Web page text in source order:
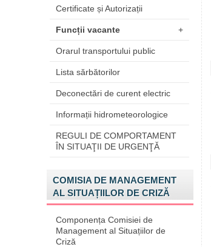
Certificate și Autorizații
Funcții vacante +
Orarul transportului public
Lista sărbătorilor
Deconectări de curent electric
Informații hidrometeorologice
REGULI DE COMPORTAMENT
ÎN SITUAŢII DE URGENŢĂ
COMISIA DE MANAGEMENT
AL SITUAȚIILOR DE CRIZĂ
Componența Comisiei de
Management al Situațiilor de
Criză